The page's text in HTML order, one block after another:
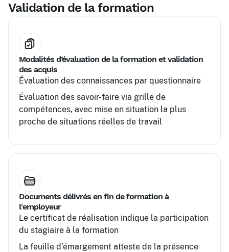
Validation de la formation
Modalités d’évaluation de la formation et validation
des acquis
Évaluation des connaissances par questionnaire
Évaluation des savoir-faire via grille de
compétences, avec mise en situation la plus
proche de situations réelles de travail
Documents délivrés en fin de formation à
l'employeur
Le certificat de réalisation indique la participation
du stagiaire à la formation
La feuille d’émargement atteste de la présence